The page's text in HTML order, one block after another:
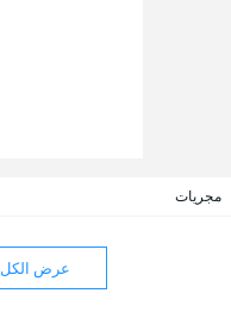
مجريات
عرض الكل